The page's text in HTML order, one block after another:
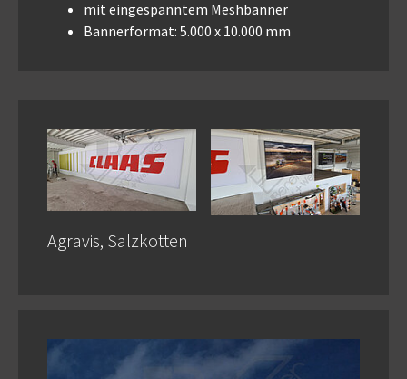
mit eingespanntem Meshbanner
Bannerformat: 5.000 x 10.000 mm
Agravis, Salzkotten